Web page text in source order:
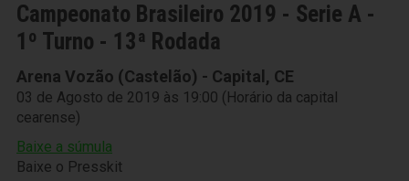
Campeonato Brasileiro 2019 - Serie A -
1º Turno - 13ª Rodada
Arena Vozão (Castelão) - Capital, CE
03 de Agosto de 2019 às 19:00 (Horário da capital
cearense)
Baixe a súmula
Baixe o Presskit